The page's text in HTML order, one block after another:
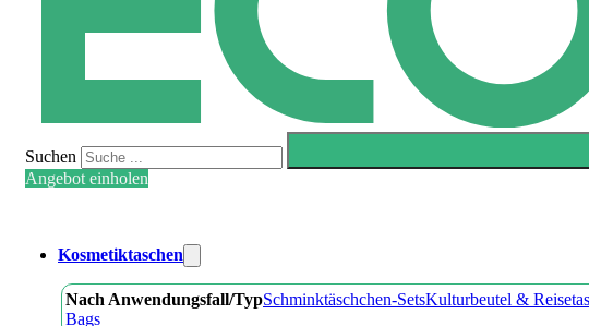
Suchen
Angebot einholen
Kosmetiktaschen
Nach Anwendungsfall/TypSchminktäschchen-SetsKulturbeutel &
Bags